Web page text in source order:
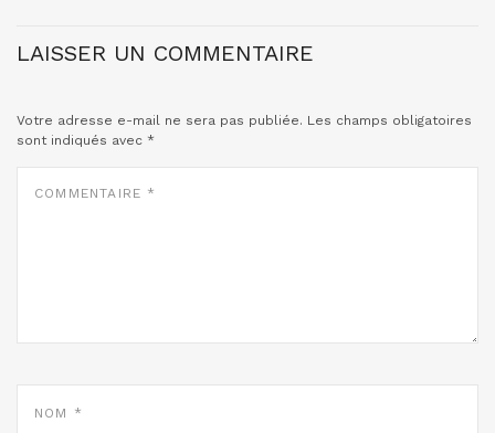
LAISSER UN COMMENTAIRE
Votre adresse e-mail ne sera pas publiée. Les champs obligatoires
sont indiqués avec *